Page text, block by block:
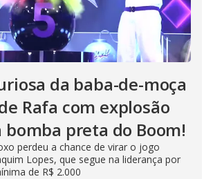
da baba-de-moça
Rafa com explosão
preta do Boom!
perdeu a chance de virar o jogo
Lopes, que segue na liderança por
de R$ 2.000